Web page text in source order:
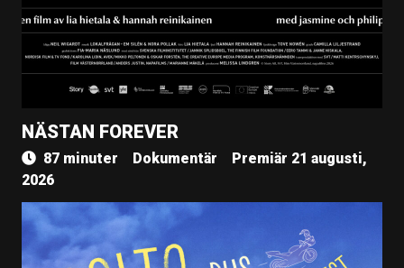
NÄSTAN FOREVER
87 minuter Dokumentär
Premiär 21 augusti,
2026